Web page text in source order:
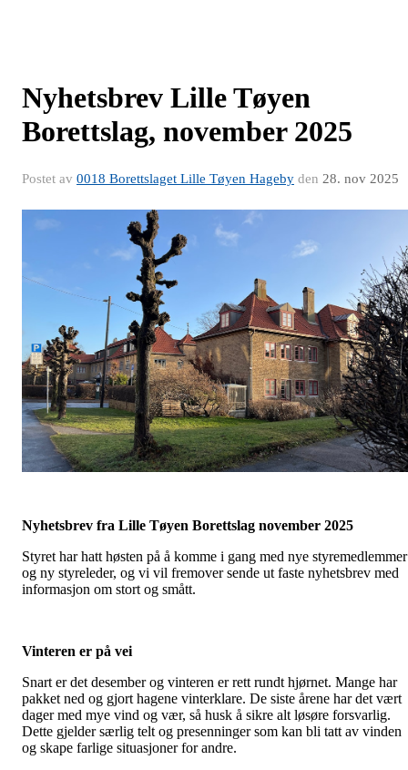
Nyhetsbrev Lille Tøyen
Borettslag, november 2025
Postet av 0018 Borettslaget Lille Tøyen Hageby den 28. nov 2025
Nyhetsbrev fra Lille Tøyen Borettslag november 2025
Styret har hatt høsten på å komme i gang med nye styremedlemmer
og ny styreleder, og vi vil fremover sende ut faste nyhetsbrev med
informasjon om stort og smått.
Vinteren er på vei
Snart er det desember og vinteren er rett rundt hjørnet. Mange har
pakket ned og gjort hagene vinterklare. De siste årene har det vært
dager med mye vind og vær, så husk å sikre alt løsøre forsvarlig.
Dette gjelder særlig telt og presenninger som kan bli tatt av vinden
og skape farlige situasjoner for andre.